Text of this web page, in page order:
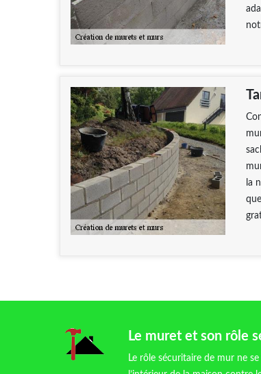
la
Le muret et son rôle
Le rôle sécuritaire de mur ne